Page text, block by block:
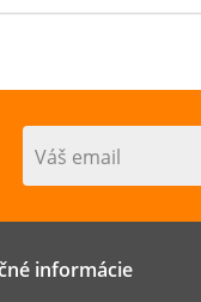
Váš email
informácie